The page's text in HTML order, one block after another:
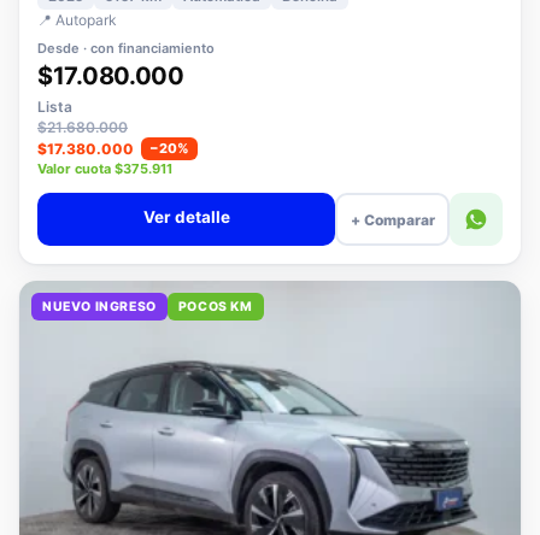
2025 5157 km
📍 Autopark
Desde · con financiamiento
$17.080.000
Lista
$21.680.000
$17.380.000
−20%
Valor cuota $375.911
+ Comparar